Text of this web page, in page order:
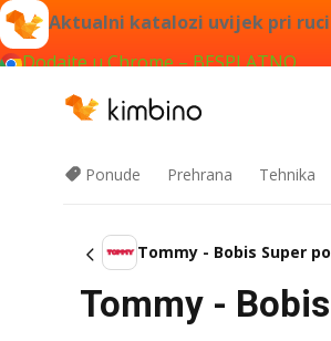
Aktualni katalozi uvijek pri ruci
Dodajte u Chrome – BESPLATNO
Ponude Prehrana Tehnika
Tommy - Bobis Super
Tommy -